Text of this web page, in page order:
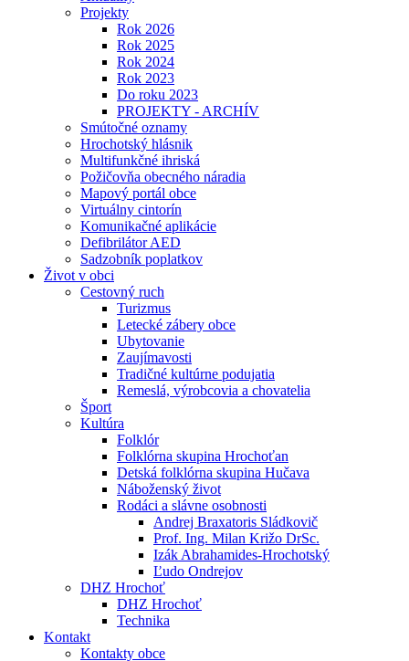
Projekty
Rok 2026
Rok 2025
Rok 2024
Rok 2023
Do roku 2023
PROJEKTY - ARCHÍV
Smútočné oznamy
Hrochotský hlásnik
Multifunkčné ihriská
Požičovňa obecného náradia
Mapový portál obce
Virtuálny cintorín
Komunikačné aplikácie
Defibrilátor AED
Sadzobník poplatkov
Život v obci
Cestovný ruch
Turizmus
Letecké zábery obce
Ubytovanie
Zaujímavosti
Tradičné kultúrne podujatia
Remeslá, výrobcovia a chovatelia
Šport
Kultúra
Folklór
Folklórna skupina Hrochoťan
Detská folklórna skupina Hučava
Náboženský život
Rodáci a slávne osobnosti
Andrej Braxatoris Sládkovič
Prof. Ing. Milan Križo DrSc.
Izák Abrahamides-Hrochotský
Ľudo Ondrejov
DHZ Hrochoť
DHZ Hrochoť
Technika
Kontakt
Kontakty obce